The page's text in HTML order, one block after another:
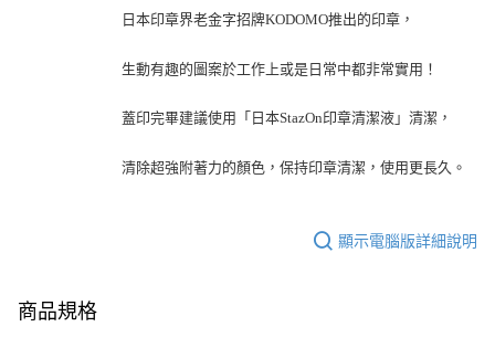
日本印章界老金字招牌KODOMO推出的印章，
生動有趣的圖案於工作上或是日常中都非常實用！
蓋印完畢建議使用「日本StazOn印章清潔液」清潔，
清除超強附著力的顏色，保持印章清潔，使用更長久。
顯示電腦版詳細說明
商品規格